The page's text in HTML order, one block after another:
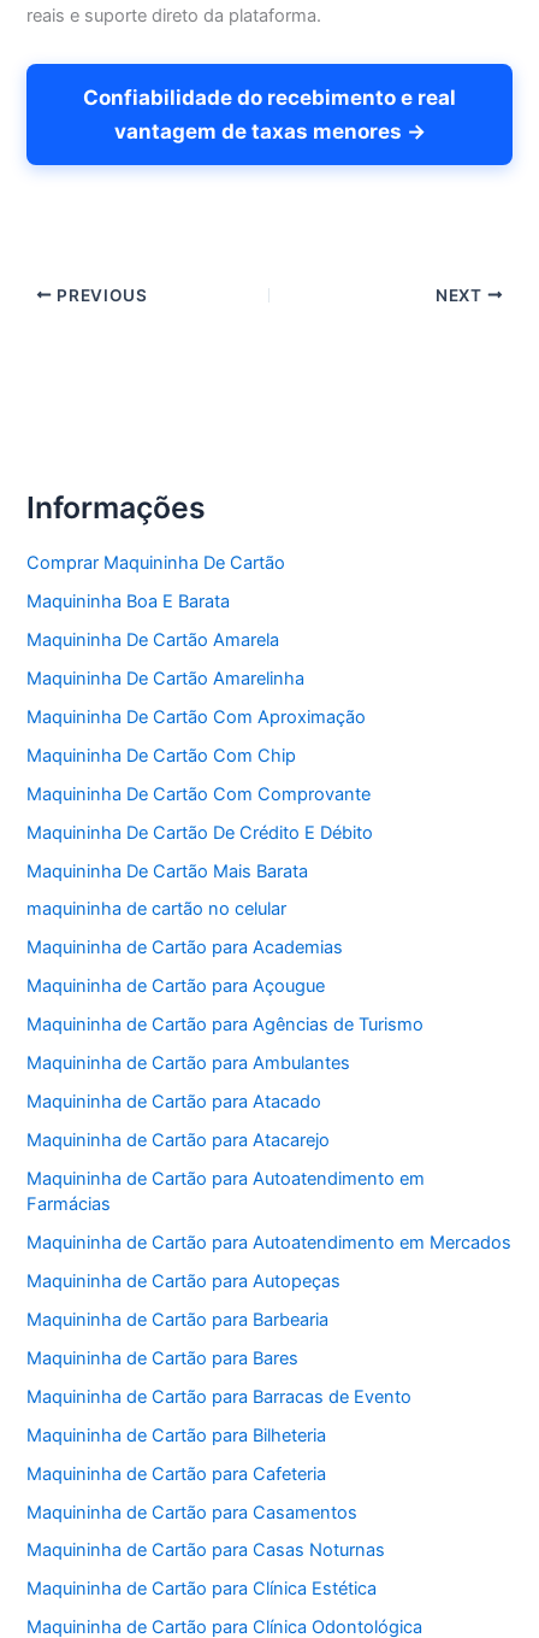
reais e suporte direto da plataforma.
Confiabilidade do recebimento e real
vantagem de taxas menores →
PREVIOUS NEXT
Informações
Comprar Maquininha De Cartão
Maquininha Boa E Barata
Maquininha De Cartão Amarela
Maquininha De Cartão Amarelinha
Maquininha De Cartão Com Aproximação
Maquininha De Cartão Com Chip
Maquininha De Cartão Com Comprovante
Maquininha De Cartão De Crédito E Débito
Maquininha De Cartão Mais Barata
maquininha de cartão no celular
Maquininha de Cartão para Academias
Maquininha de Cartão para Açougue
Maquininha de Cartão para Agências de Turismo
Maquininha de Cartão para Ambulantes
Maquininha de Cartão para Atacado
Maquininha de Cartão para Atacarejo
Maquininha de Cartão para Autoatendimento em
Farmácias
Maquininha de Cartão para Autoatendimento em Mercados
Maquininha de Cartão para Autopeças
Maquininha de Cartão para Barbearia
Maquininha de Cartão para Bares
Maquininha de Cartão para Barracas de Evento
Maquininha de Cartão para Bilheteria
Maquininha de Cartão para Cafeteria
Maquininha de Cartão para Casamentos
Maquininha de Cartão para Casas Noturnas
Maquininha de Cartão para Clínica Estética
Maquininha de Cartão para Clínica Odontológica